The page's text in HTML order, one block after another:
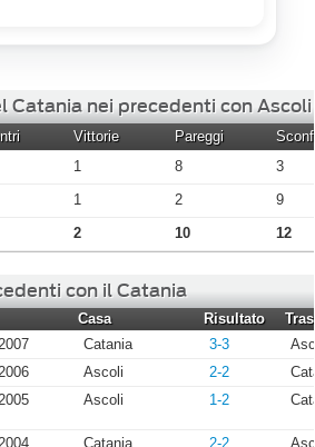
Catania nei precedenti con Ascoli
Vittorie Pareggi
1 8
3
1 2
9
2 10 12
con il Catania
Casa Risultato
Catania 3-3
Ascoli 2-2
Ascoli 1-2
Catania 2-2